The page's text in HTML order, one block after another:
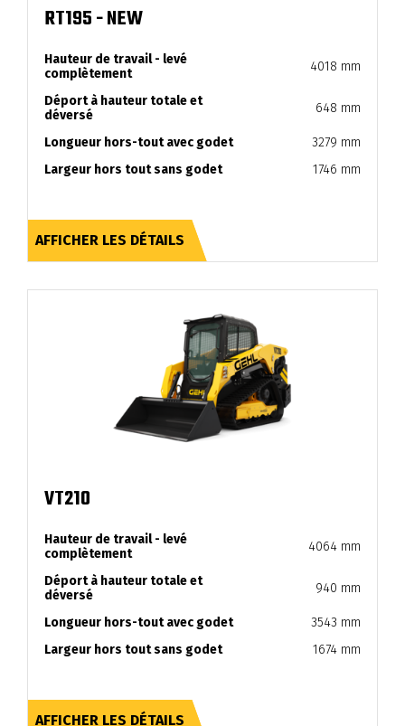
RT195 - NEW
Hauteur de travail - levé
complètement
4018 mm
Déport à hauteur totale et
déversé
648 mm
Longueur hors-tout avec godet
3279 mm
Largeur hors tout sans godet
1746 mm
AFFICHER LES DÉTAILS
VT210
Hauteur de travail - levé
complètement
4064 mm
Déport à hauteur totale et
déversé
940 mm
Longueur hors-tout avec godet
3543 mm
Largeur hors tout sans godet
1674 mm
AFFICHER LES DÉTAILS